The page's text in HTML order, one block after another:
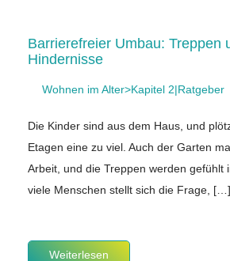
Barrierefreier Umbau: Treppen
Hindernisse
Wohnen im Alter>Kapitel 2|Ratgeber
Die Kinder sind aus dem Haus, und
Etagen eine zu viel. Auch der Garten
Arbeit, und die Treppen werden gefühlt
viele Menschen stellt sich die Frage, […]
Weiterlesen